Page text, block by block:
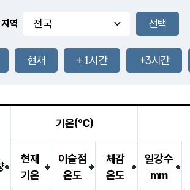
-mm
34.0
℃
37.7℃
0.8m/s
-mm
-mm
지역
현재 +1시간 +3시간
기온(℃)
현재
기온
이슬점
온도
체감
온도
일강수
mm